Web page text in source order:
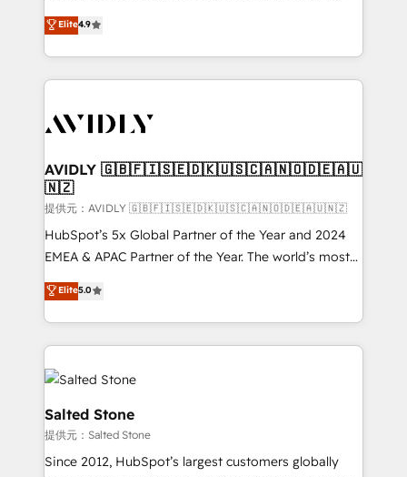
AI, & maximize AEO with tailored AI services. 🧩
Integrations: Extend HubSpot with custom
North America. Avec plus de 115 experts en
marketing automation, Growth, Revops, CRM et
webdesign. Markentive is both a consulting firm, a
digital agency and an integrator. With over 115
CRM and webdesign (We focus on EMEA - USA
Elite4.9
AVIDLY 🇬🇧🇫🇮🇸🇪🇩🇰🇺🇸🇨🇦🇳🇴🇩🇪🇦🇺
🇳🇿
提供元：AVIDLY 🇬🇧🇫🇮🇸🇪🇩🇰🇺🇸🇨🇦🇳🇴🇩🇪🇦🇺🇳🇿
HubSpot’s 5x Global Partner of the Year and 2024
EMEA & APAC Partner of the Year. The world’s most
experienced and fully accredited HubSpot Solutions
Partner. 🚀 With 2,750+ HubSpot projects delivered
and 370+ specialists across EMEA, APAC and NAM,
we de-risk complex CRM programmes and
accelerate ROI across every HubSpot Hub. 🧭 From
multi-region migrations to AI-powered automation,
we turn complexity into clarity, human at global
scale. 🏆 HubSpot’s CEO called us “the partner of the
future.” Others agree it is proof of trust built through
Elite5.0
Salted Stone
提供元：Salted Stone
Since 2012, HubSpot’s largest customers globally